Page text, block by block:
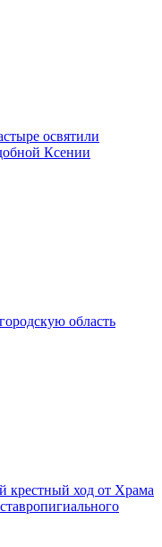
освятили
Ксении
область
крестный ход от Храма